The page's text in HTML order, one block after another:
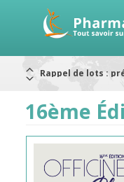
Rappel de lots :
Nouveau :
ARRÊT DE
Rappel de lots :
16ème